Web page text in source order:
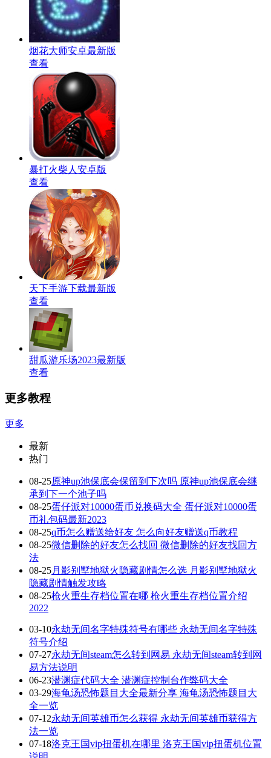
烟花大师安卓最新版
查看
暴打火柴人安卓版
查看
天下手游下载最新版
查看
甜瓜游乐场2023最新版
查看
更多教程
更多
最新
热门
08-25原神up池保底会保留到下次吗 原神up池保底会继
承到下一个池子吗
08-25蛋仔派对10000蛋币兑换码大全 蛋仔派对10000蛋
币礼包码最新2023
08-25q币怎么赠送给好友 怎么向好友赠送q币教程
08-25微信删除的好友怎么找回 微信删除的好友找回方
法
08-25月影别墅地狱火隐藏剧情怎么选 月影别墅地狱火
隐藏剧情触发攻略
08-25枪火重生存档位置在哪 枪火重生存档位置介绍
2022
03-10永劫无间名字特殊符号有哪些 永劫无间名字特殊
符号介绍
07-27永劫无间steam怎么转到网易 永劫无间steam转到网
易方法说明
06-23潜渊症代码大全 潜渊症控制台作弊码大全
03-29海龟汤恐怖题目大全最新分享 海龟汤恐怖题目大
全一览
07-12永劫无间英雄币怎么获得 永劫无间英雄币获得方
法一览
07-18洛克王国vip扭蛋机在哪里 洛克王国vip扭蛋机位置